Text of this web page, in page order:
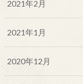
2021年2月
2021年1月
2020年12月